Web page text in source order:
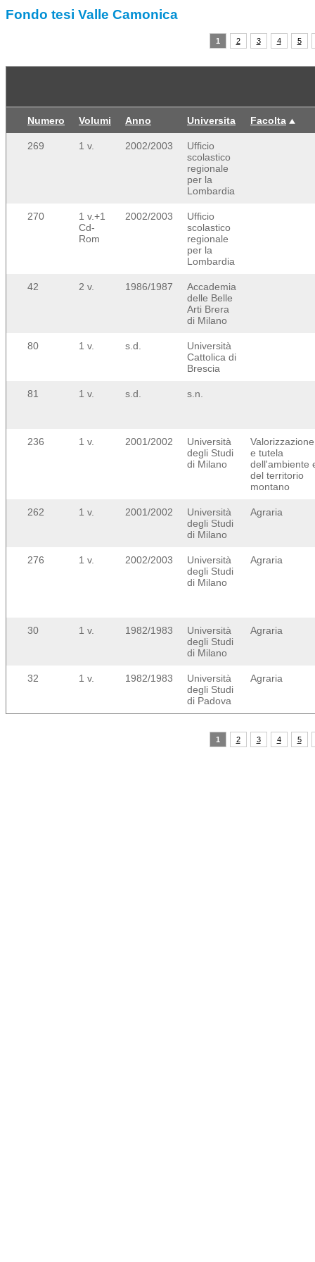
Fondo tesi Valle Camonica
1 2 3 4 5
Numero Volumi Anno Universita Facolta
269 1 v. 2002/2003
Ufficio
scolastico
regionale
per la
Lombardia
270
1 v.+1
Cd-
Rom
2002/2003
Ufficio
scolastico
regionale
per la
Lombardia
42 2 v. 1986/1987
Accademia
delle Belle
Arti Brera
di Milano
80 1 v. s.d.
Università
Cattolica di
Brescia
81 1 v. s.d. s.n.
236 1 v. 2001/2002
Università
degli Studi
di Milano
Valorizzazione
e tutela
dell'ambiente
del territorio
montano
262 1 v. 2001/2002
Università
degli Studi
di Milano
Agraria
276 1 v. 2002/2003
Università
degli Studi
di Milano
Agraria
30 1 v. 1982/1983
Università
degli Studi
di Milano
Agraria
32 1 v. 1982/1983
Università
degli Studi
di Padova
Agraria
1 2 3 4 5